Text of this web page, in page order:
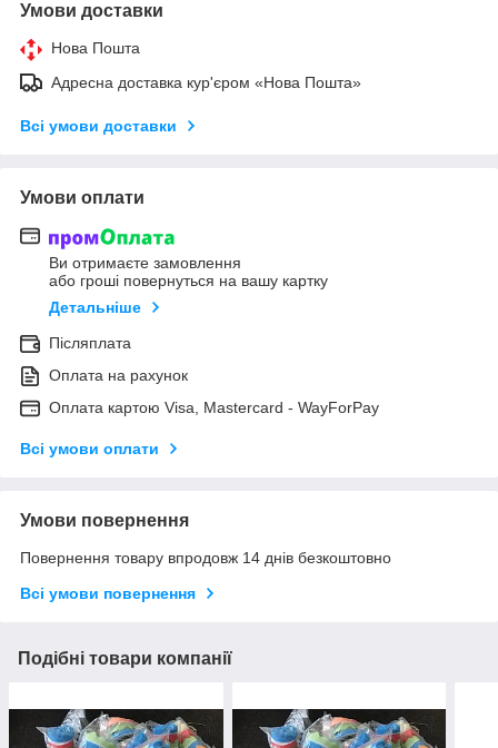
Умови доставки
Нова Пошта
Адресна доставка кур'єром «Нова Пошта»
Всі умови доставки
Умови оплати
Ви отримаєте замовлення
або гроші повернуться на вашу картку
Детальніше
Післяплата
Оплата на рахунок
Оплата картою Visa, Mastercard - WayForPay
Всі умови оплати
Умови повернення
Повернення товару впродовж 14 днів безкоштовно
Всі умови повернення
Подібні товари компанії